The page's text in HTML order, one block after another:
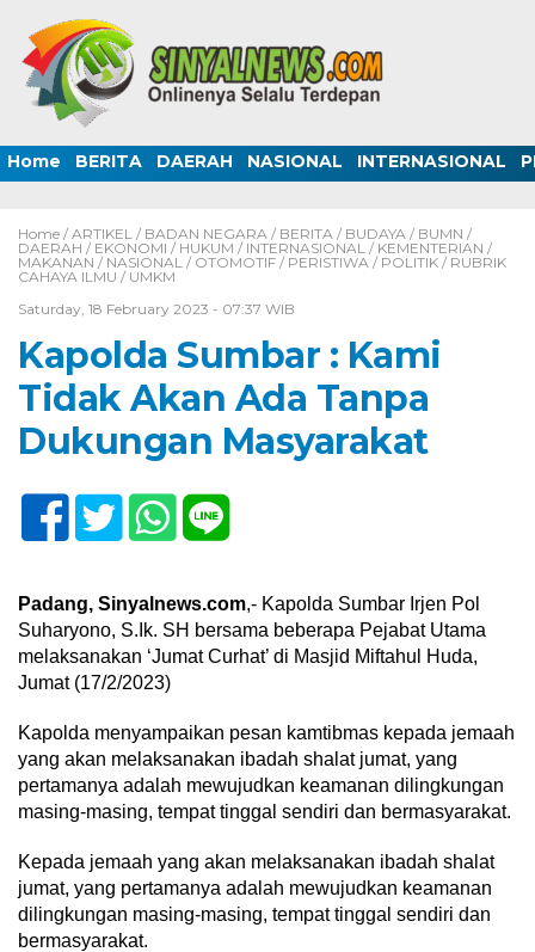
Home BERITA DAERAH NASIONAL INTERNASIONAL
Home / ARTIKEL / BADAN NEGARA / BERITA / BUDAYA / BUMN /
DAERAH / EKONOMI / HUKUM / INTERNASIONAL / KEMENTERIAN /
MAKANAN / NASIONAL / OTOMOTIF / PERISTIWA / POLITIK / RUBRIK
CAHAYA ILMU / UMKM
Saturday, 18 February 2023 - 07:37 WIB
Kapolda Sumbar : Kami
Tidak Akan Ada Tanpa
Dukungan Masyarakat
Padang, Sinyalnews.com,- Kapolda Sumbar Irjen Pol
Suharyono, S.Ik. SH bersama beberapa Pejabat Utama
melaksanakan ‘Jumat Curhat’ di Masjid Miftahul Huda,
Jumat (17/2/2023)
Kapolda menyampaikan pesan kamtibmas kepada jemaah
yang akan melaksanakan ibadah shalat jumat, yang
pertamanya adalah mewujudkan keamanan dilingkungan
masing-masing, tempat tinggal sendiri dan bermasyarakat.
Kepada jemaah yang akan melaksanakan ibadah shalat
jumat, yang pertamanya adalah mewujudkan keamanan
dilingkungan masing-masing, tempat tinggal sendiri dan
bermasyarakat.